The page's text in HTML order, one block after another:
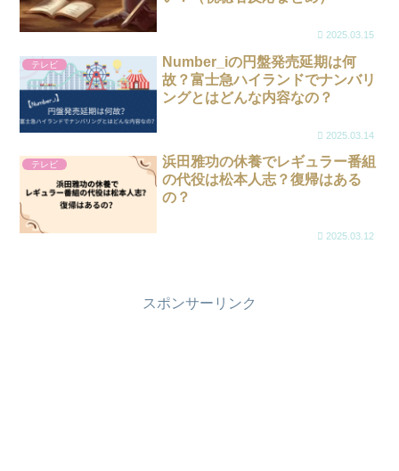
2025.03.15
テレビ
Number_iの円盤発売延期は何
故？富士急ハイランドでナンバリ
ングとはどんな内容なの？
2025.03.14
テレビ
浜田雅功の休養でレギュラー番組
の代役は松本人志？復帰はある
の？
2025.03.12
スポンサーリンク